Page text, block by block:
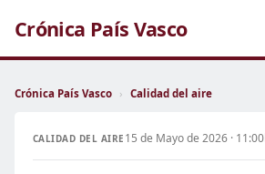
Crónica País Vasco
Crónica País Vasco › Calidad del aire
CALIDAD DEL AIRE 15 de Mayo de 2026 ·